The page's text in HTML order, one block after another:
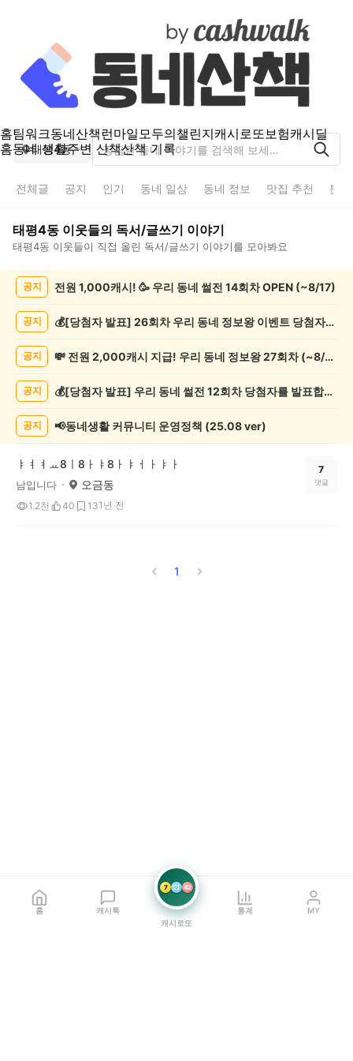
홈팀워크동네산책런마일모두의챌린지캐시로또보험캐시딜
홈동네 생활주변 산책산책 기록
태평4동
전체글 공지 인기 동네 일상 동네 정보 맛집 추천 분
태평4동 이웃들의 독서/글쓰기 이야기
태평4동 이웃들이 직접 올린 독서/글쓰기 이야기를 모아봐요
서/
글
공지 전원 1,000캐시! 🥳 우리 동네 썰전 14회차 OPEN (~8/17)
공지 💰[당첨자 발표] 26회차 우리 동네 정보왕 이벤트 당첨자를 발표합니다!
공지 💸 전원 2,000캐시 지급! 우리 동네 정보왕 27회차 (~8/10)
공지 💰[당첨자 발표] 우리 동네 썰전 12회차 당첨자를 발표합니다!
공지 📢동네생활 커뮤니티 운영정책 (25.08 ver)
ㅑㅕㅕㅛ8ㅣ8ㅏㅑ8ㅏㅑㅓㅏㅑㅏ
남입니다 오금동
1.2천 40 131년 전
7
댓글
1
홈 캐시톡
7 21 42
캐시로또
통계 MY